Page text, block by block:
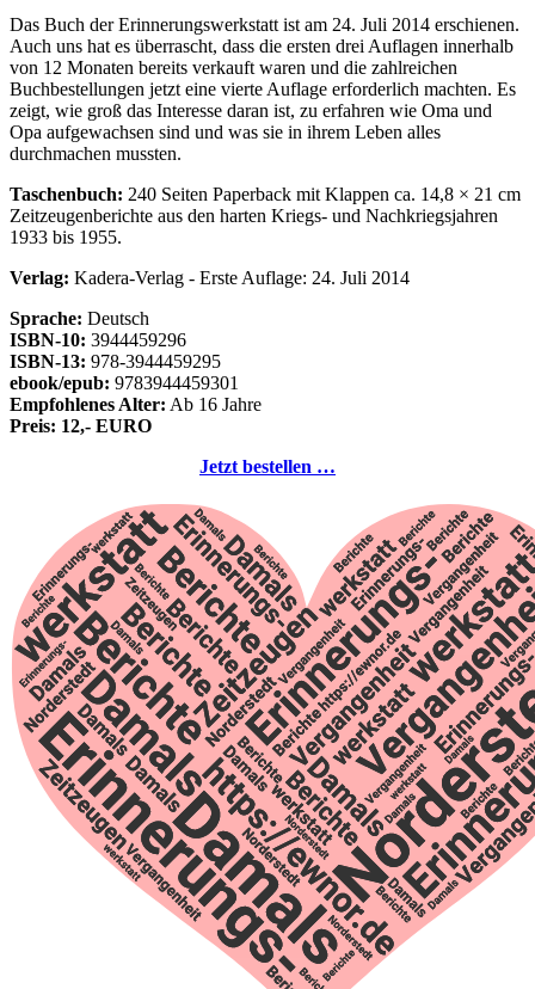
Das Buch der Erinnerungswerkstatt ist am 24. Juli 2014 erschienen.
Auch uns hat es überrascht, dass die ersten drei Auflagen innerhalb
von 12 Monaten bereits verkauft waren und die zahlreichen
Buchbestellungen jetzt eine vierte Auflage erforderlich machten. Es
zeigt, wie groß das Interesse daran ist, zu erfahren wie Oma und
Opa aufgewachsen sind und was sie in ihrem Leben alles
durchmachen mussten.
Taschenbuch: 240 Seiten Paperback mit Klappen ca. 14,8 × 21 cm
Zeitzeugenberichte aus den harten Kriegs- und Nachkriegsjahren
1933 bis 1955.
Verlag: Kadera-Verlag - Erste Auflage: 24. Juli 2014
Sprache: Deutsch
ISBN-10: 3944459296
ISBN-13: 978-3944459295
ebook/epub: 9783944459301
Empfohlenes Alter: Ab 16 Jahre
Preis: 12,- EURO
Jetzt bestellen …